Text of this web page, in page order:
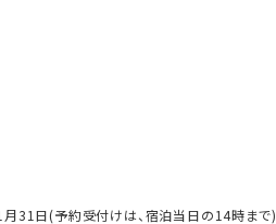
31日(予約受付けは、宿泊当日の14時まで)